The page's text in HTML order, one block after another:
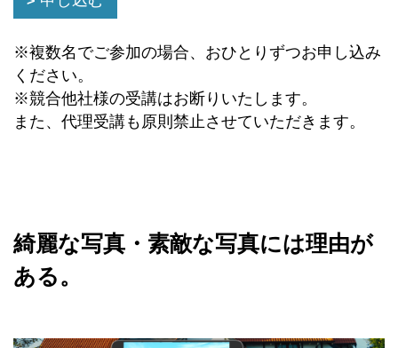
※複数名でご参加の場合、おひとりずつお申し込み
ください。
※競合他社様の受講はお断りいたします。
また、代理受講も原則禁止させていただきます。
綺麗な写真・素敵な写真には理由が
ある。